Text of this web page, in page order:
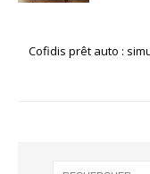
Cofidis prêt auto :